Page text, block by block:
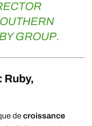
GROUP.
Ruby,
decroissance